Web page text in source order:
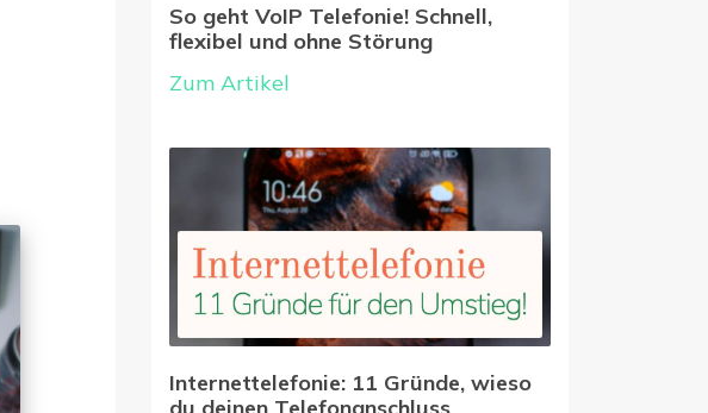
So geht VoIP Telefonie! Schnell,
flexibel und ohne Störung
Zum Artikel
Internettelefonie: 11 Gründe, wieso